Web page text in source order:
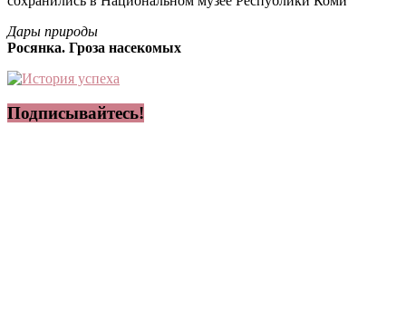
Дары природы
Росянка. Гроза насекомых
Подписывайтесь!